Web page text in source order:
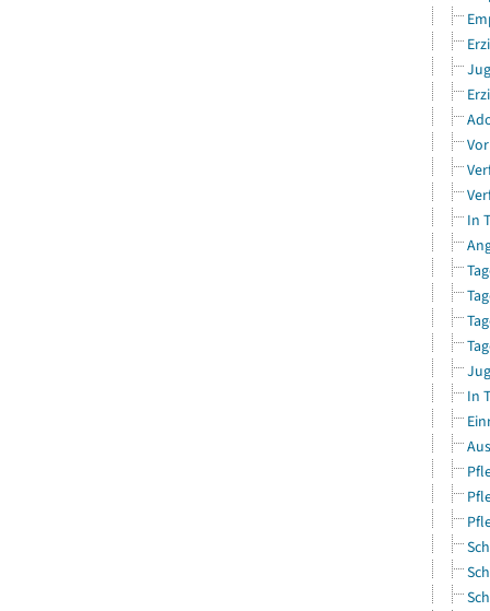
In
In